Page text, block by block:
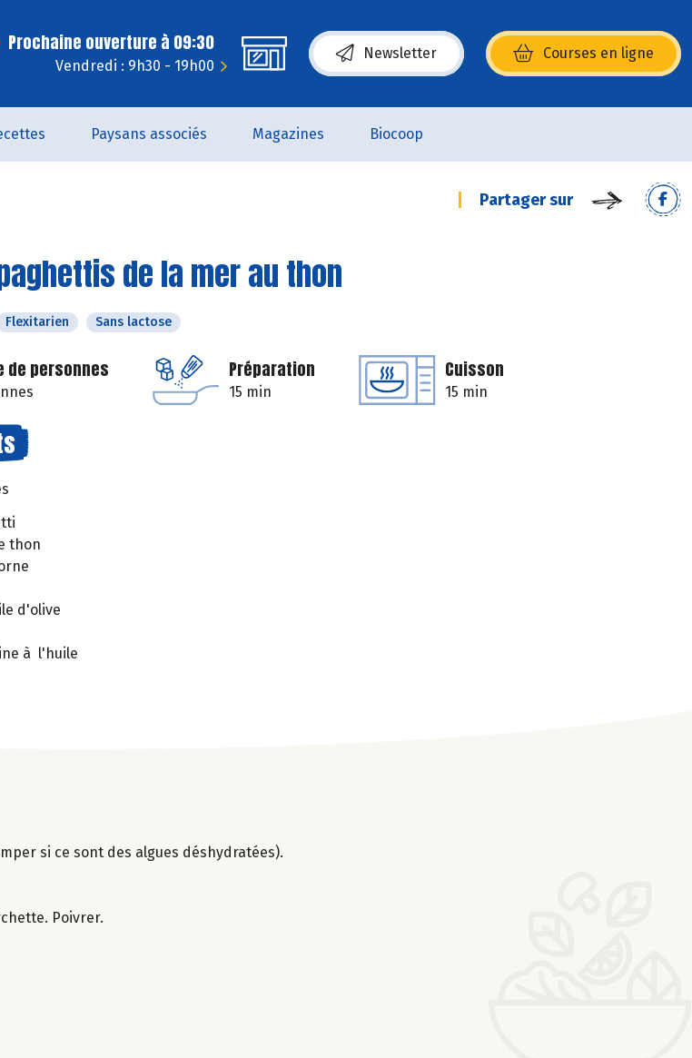
Prochaine ouverture à 09:30
Vendredi : 9h30 - 19h00
Newsletter Courses en ligne
(s’ouvre dans une nouvelle fenêtre)
Paysans associés Magazines Biocoop
Partager sur
de la mer au thon
Flexitarien Sans lactose
de personnes Préparation
15 min
Cuisson
15 min
thon
d'olive
à l'huile
si ce sont des algues déshydratées).
Poivrer.